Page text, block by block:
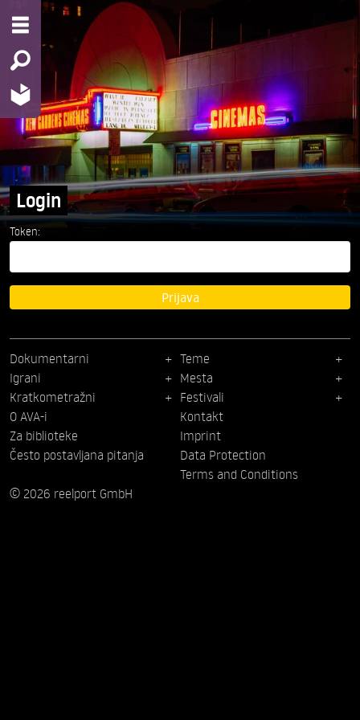
Login
Token:
Prijava
Dokumentarni
Igrani
Kratkometražni
Teme
Mesta
Festivali
O AVA-i
Za biblioteke
Često postavljana pitanja
Kontakt
Imprint
Data Protection
Terms and Conditions
© 2026 reelport GmbH